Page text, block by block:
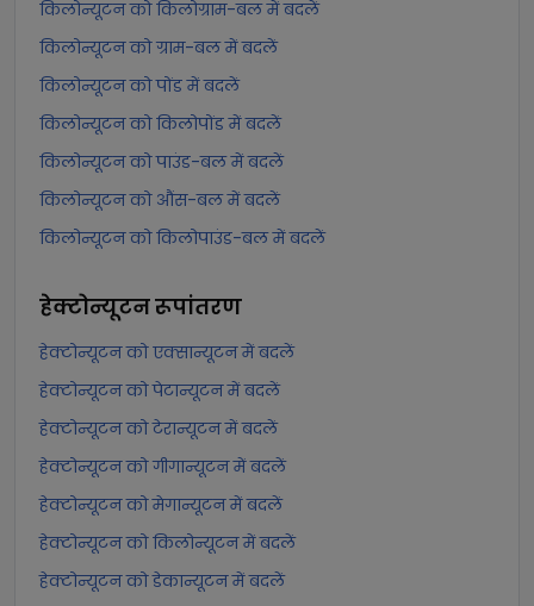
किलोन्यूटन को किलोग्राम-बल में बदलें
किलोन्यूटन को ग्राम-बल में बदलें
किलोन्यूटन को पोंड में बदलें
किलोन्यूटन को किलोपोंड में बदलें
किलोन्यूटन को पाउंड-बल में बदलें
किलोन्यूटन को औंस-बल में बदलें
किलोन्यूटन को किलोपाउंड-बल में बदलें
हेक्टोन्यूटनरूपांतरण
हेक्टोन्यूटन को एक्सान्यूटन में बदलें
हेक्टोन्यूटन को पेटान्यूटन में बदलें
हेक्टोन्यूटन को टेरान्यूटन में बदलें
हेक्टोन्यूटन को गीगान्यूटन में बदलें
हेक्टोन्यूटन को मेगान्यूटन में बदलें
हेक्टोन्यूटन को किलोन्यूटन में बदलें
हेक्टोन्यूटन को डेकान्यूटन में बदलें